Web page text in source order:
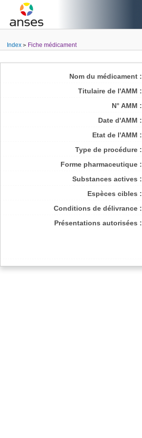
Index Fiche médicament
Nom du médicament :
Titulaire de l'AMM :
N° AMM :
Date d'AMM :
Etat de l'AMM :
Type de procédure :
Forme pharmaceutique :
Substances actives :
Espèces cibles :
Conditions de délivrance :
Présentations autorisées :